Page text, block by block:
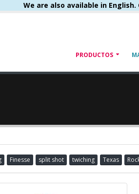
We are also available in
PRODUCTOS
Finesse split shot twiching Texas